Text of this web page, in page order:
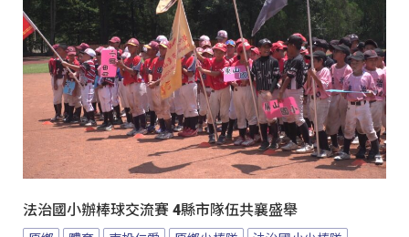
法治國小辦棒球交流賽 4縣市隊伍共襄盛舉